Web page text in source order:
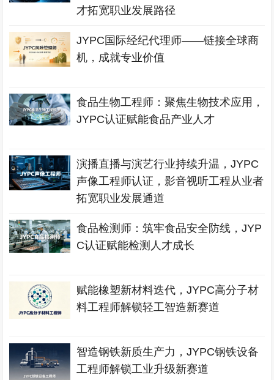
才拓宽职业发展路径
JYPC国际经纪代理师——链接全球商
机，成就专业价值
食品生物工程师：聚焦生物技术应用，
JYPC认证赋能食品产业人才
演播直播与演艺行业持续升温，JYPC
声像工程师认证，影音视听工程从业者
拓宽职业发展通道
食品检测师：筑牢食品安全防线，JYP
C认证赋能检测人才成长
赋能橡塑新材料迭代，JYPC高分子材
料工程师解锁轻工智造新赛道
智造钢铁新质生产力，JYPC钢铁设备
工程师解锁工业升级新赛道